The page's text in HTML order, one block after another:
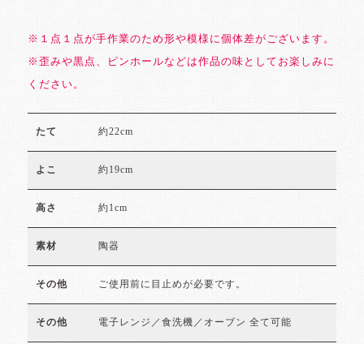
※１点１点が手作業のため形や模様に個体差がございます。
※歪みや黒点、ピンホールなどは作品の味としてお楽しみに
ください。
たて 約22cm
よこ 約19cm
高さ 約1cm
素材 陶器
その他 ご使用前に目止めが必要です。
その他 電子レンジ／食洗機／オーブン 全て可能